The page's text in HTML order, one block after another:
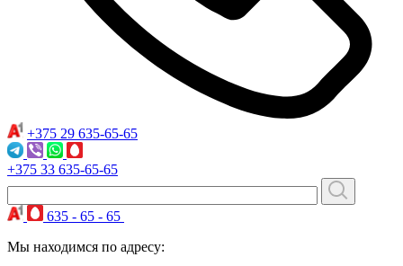
+375 29 635-65-65
+375 33 635-65-65
635 - 65 - 65
Мы находимся по адресу: